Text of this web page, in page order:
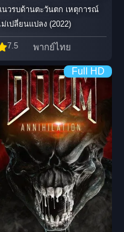
นวรบด้านตะวันตก เหตุการณ์
ม่เปลี่ยนแปลง (2022)
7.5 พากย์ไทย
Full HD